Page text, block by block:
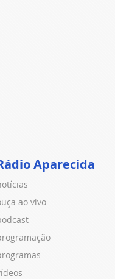
Aparecida
ao vivo